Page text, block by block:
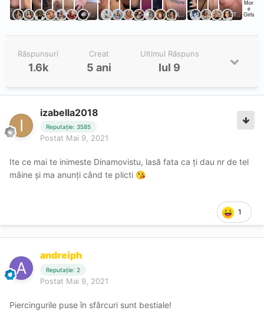
Răspunsuri
1.6k
Creat
5 ani
Ultimul Răspuns
Iul 9
izabella2018
Reputație: 3585
Postat Mai 9, 2021
Ite ce mai te inimeste Dinamovistu, lasă fata ca ți dau nr de tel
mâine și ma anunți când te plicti 😘
1
andreiph
Reputație: 2
Postat Mai 9, 2021
Piercingurile puse în sfârcuri sunt bestiale!